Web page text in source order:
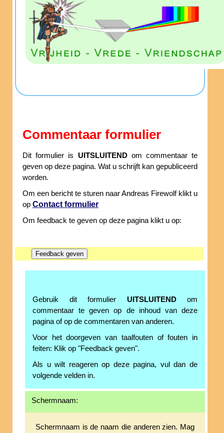
Commentaar formulier
Dit formulier is UITSLUITENDom commentaar te
geven op deze pagina. Wat u schrijft kan gepubliceerd
worden.
Om een bericht te sturen naar Andreas Firewolf klikt u
op Contact formulier
Om feedback te geven op deze pagina klikt u op:
Gebruik dit formulier UITSLUITENDom
commentaar te geven op de inhoud van deze
pagina of op de commentaren van anderen.
Voor het doorgeven van taalfouten of fouten in
feiten: Klik op "Feedback geven".
Als u wilt reageren op deze pagina, vul dan de
volgende velden in.
Schermnaam:
Schermnaam is de naam die anderen zien. Mag